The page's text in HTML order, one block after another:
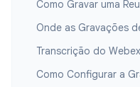
Como Configurar a